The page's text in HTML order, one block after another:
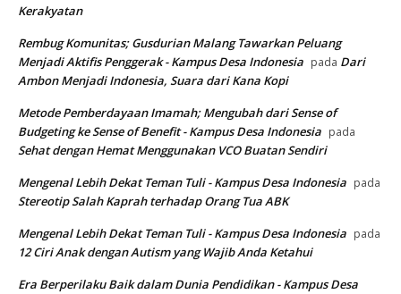
Kerakyatan
Rembug Komunitas; Gusdurian Malang Tawarkan Peluang
Menjadi Aktifis Penggerak - Kampus Desa Indonesia pada Dari
Ambon Menjadi Indonesia, Suara dari Kana Kopi
Metode Pemberdayaan Imamah; Mengubah dari Sense of
Budgeting ke Sense of Benefit - Kampus Desa Indonesia pada
Sehat dengan Hemat Menggunakan VCO Buatan Sendiri
Mengenal Lebih Dekat Teman Tuli - Kampus Desa Indonesia pada
Stereotip Salah Kaprah terhadap Orang Tua ABK
Mengenal Lebih Dekat Teman Tuli - Kampus Desa Indonesia pada
12 Ciri Anak dengan Autism yang Wajib Anda Ketahui
Era Berperilaku Baik dalam Dunia Pendidikan - Kampus Desa